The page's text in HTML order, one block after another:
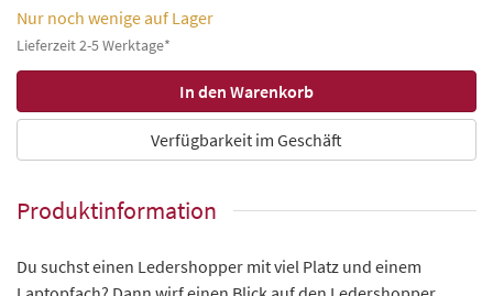
Nur noch wenige auf Lager
Lieferzeit 2-5 Werktage*
Verfügbarkeit im Geschäft
Produktinformation
Du suchst einen Ledershopper mit viel Platz und einem